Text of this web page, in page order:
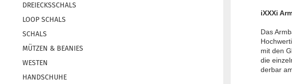
iXXXi
Das
mit den
die
derbar
DREIECKSSCHALS
LOOP SCHALS
SCHALS
MÜTZEN & BEANIES
WESTEN
HANDSCHUHE